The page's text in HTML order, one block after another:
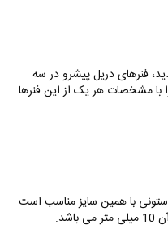
فنرهای دریل پیشرو در سه
شما را با مشخصات هر یک از این فنرها